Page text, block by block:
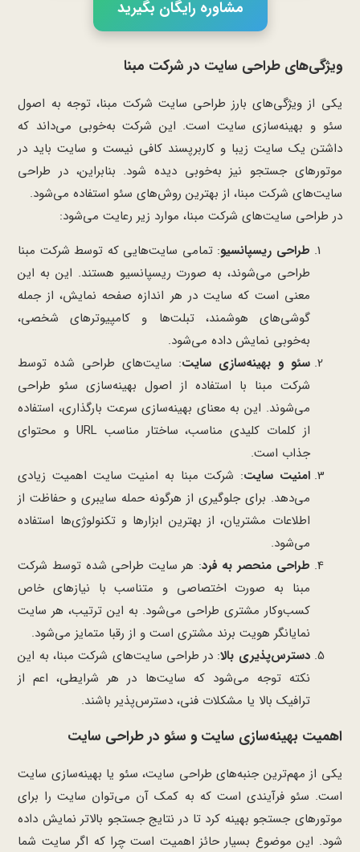
مشاوره رایگان بگیرید
ویژگی‌های طراحی سایت در شرکت مبنا
یکی از ویژگی‌های بارز طراحی سایت شرکت مبنا، توجه به اصول
سئو و بهینه‌سازی سایت است. این شرکت به‌خوبی می‌داند که
داشتن یک سایت زیبا و کاربرپسند کافی نیست و سایت باید در
موتورهای جستجو نیز به‌خوبی دیده شود. بنابراین، در طراحی
سایت‌های شرکت مبنا، از بهترین روش‌های سئو استفاده می‌شود.
در طراحی سایت‌های شرکت مبنا، موارد زیر رعایت می‌شود:
طراحی ریسپانسیو: تمامی سایت‌هایی که توسط شرکت مبنا
طراحی می‌شوند، به صورت ریسپانسیو هستند. این به این
معنی است که سایت در هر اندازه صفحه نمایش، از جمله
گوشی‌های هوشمند، تبلت‌ها و کامپیوترهای شخصی،
به‌خوبی نمایش داده می‌شود.
سئو و بهینه‌سازی سایت: سایت‌های طراحی شده توسط
شرکت مبنا با استفاده از اصول بهینه‌سازی سئو طراحی
می‌شوند. این به معنای بهینه‌سازی سرعت بارگذاری، استفاده
از کلمات کلیدی مناسب، ساختار مناسب URL و محتوای
جذاب است.
امنیت سایت: شرکت مبنا به امنیت سایت اهمیت زیادی
می‌دهد. برای جلوگیری از هرگونه حمله سایبری و حفاظت از
اطلاعات مشتریان، از بهترین ابزارها و تکنولوژی‌ها استفاده
می‌شود.
طراحی منحصر به فرد: هر سایت طراحی شده توسط شرکت
مبنا به صورت اختصاصی و متناسب با نیازهای خاص
کسب‌وکار مشتری طراحی می‌شود. به این ترتیب، هر سایت
نمایانگر هویت برند مشتری است و از رقبا متمایز می‌شود.
دسترس‌پذیری بالا: در طراحی سایت‌های شرکت مبنا، به این
نکته توجه می‌شود که سایت‌ها در هر شرایطی، اعم از
ترافیک بالا یا مشکلات فنی، دسترس‌پذیر باشند.
اهمیت بهینه‌سازی سایت و سئو در طراحی سایت
یکی از مهم‌ترین جنبه‌های طراحی سایت، سئو یا بهینه‌سازی سایت
است. سئو فرآیندی است که به کمک آن می‌توان سایت را برای
موتورهای جستجو بهینه کرد تا در نتایج جستجو بالاتر نمایش داده
شود. این موضوع بسیار حائز اهمیت است چرا که اگر سایت شما